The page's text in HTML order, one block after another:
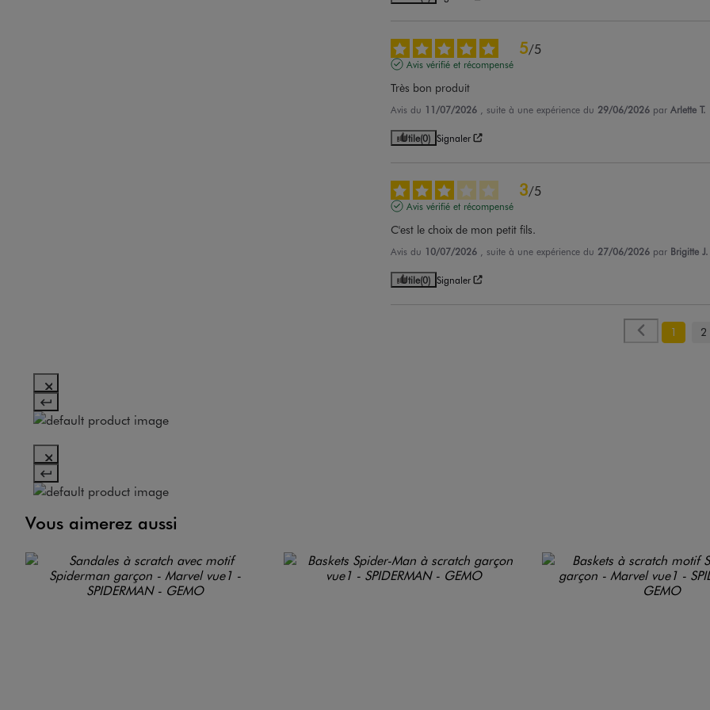
5/5
Avis vérifié et récompensé
Très bon produit
Avis du 11/07/2026 , suite à une expérience du 29/06/2026 par Arlette T.
Utile(0) Signaler
3/5
Avis vérifié et récompensé
C'est le choix de mon petit fils.
Avis du 10/07/2026 , suite à une expérience du 27/06/2026 par Brigitte J.
Utile(0) Signaler
1 2
Vous aimerez aussi